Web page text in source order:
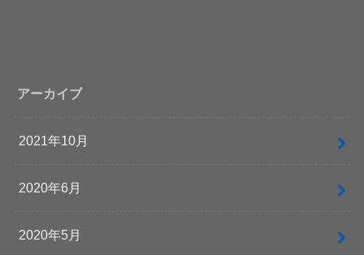
アーカイブ
2021年10月
2020年6月
2020年5月